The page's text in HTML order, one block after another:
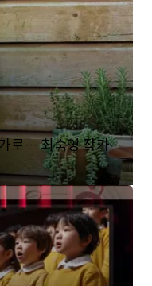
로… 최숙영 작가